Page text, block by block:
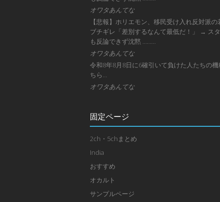
オワタあんてな
【悲報】ホリエモン、移民受け入れ反対派の
ブチギレ「差別するなんて最低だ！」 → ス
も反論できず沈黙 ………
オワタあんてな
令和8年8月8日に6確引いて負けた人たちの機
ちら…
オワタあんてな
固定ページ
2ch・5chまとめ
India
おすすめ
オカルト
サンプルページ